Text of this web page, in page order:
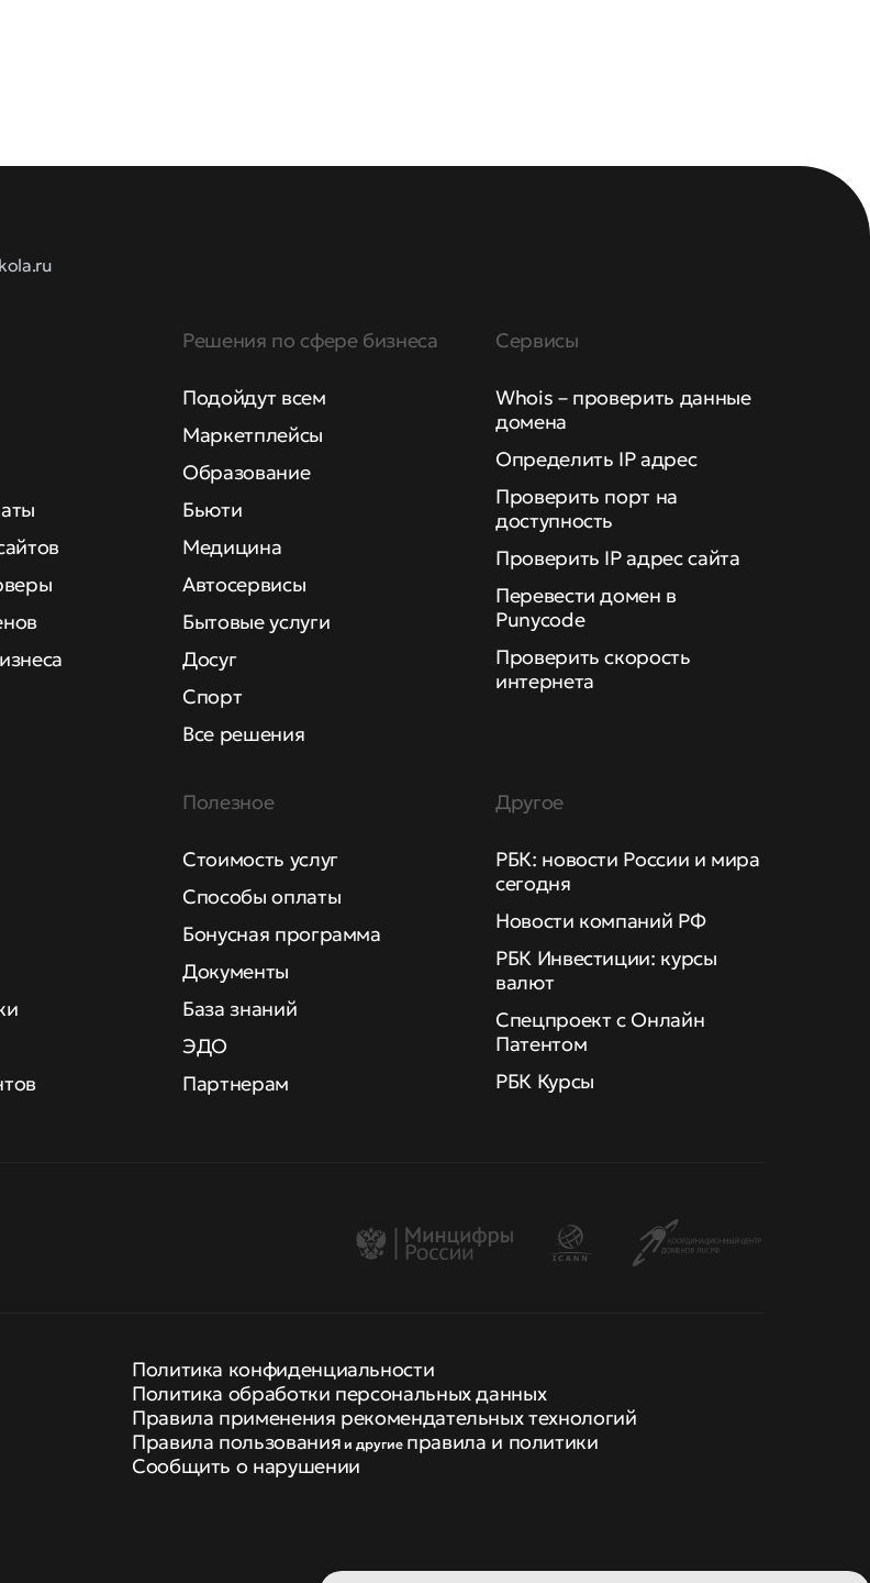
Решения по сфере бизнеса
Подойдут всем
Маркетплейсы
Образование
Бьюти
Медицина
Автосервисы
Бытовые услуги
Досуг
Спорт
Все решения
Сервисы
Whois – проверить данные
домена
Определить IP адрес
Проверить порт на
доступность
Проверить IP адрес сайта
Перевести домен в
Punycode
Проверить скорость
интернета
Полезное
Стоимость услуг
Способы оплаты
Бонусная программа
Документы
База знаний
ЭДО
Партнерам
Другое
РБК: новости России и мира
сегодня
Новости компаний РФ
РБК Инвестиции: курсы
валют
Спецпроект с Онлайн
Патентом
РБК Курсы
Политика конфиденциальности
Политика обработки персональных данных
Правила применения рекомендательных технологий
Правила пользования и другие правила и политики
Сообщить о нарушении